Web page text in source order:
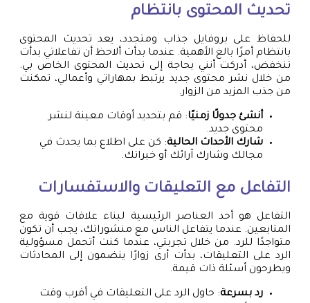
تحديث المحتوى بانتظام
للحفاظ على بروفايل جذاب ومتجدد، يعد تحديث المحتوى
بانتظام أمرًا بالغ الأهمية. عندما بدأت ألاحظ أن تفاعلاتي بدأت
تنخفض، أدركت أنني بحاجة إلى تحديث المحتوى الخاص بي.
من خلال نشر محتوى جديد يرتبط بمهاراتي وأعمالي، تمكنت
من جذب المزيد من الزوار.
أنشئ جدولًا زمنيًا: قم بتحديد أوقات معينة لنشر
محتوى جديد.
شارك الأحداث الحالية: كن على اطلاع بما يحدث في
مجالك وشارك آرائك أو خبراتك.
التفاعل مع التعليقات والاستفسارات
التفاعل هو أحد العناصر الرئيسية لبناء علاقات قوية مع
المتابعين. عندما يتفاعل الناس مع منشوراتك، يجب أن تكون
متواجدًا للرد. من خلال تجربتي، عندما كنت أتحمل مسؤولية
الرد على التعليقات، بدأت أرى زوارًا ينضمون إلى المحادثات
ويطرحون أسئلة ذات قيمة.
رد بسرعة: حاول الرد على التعليقات في أقرب وقت